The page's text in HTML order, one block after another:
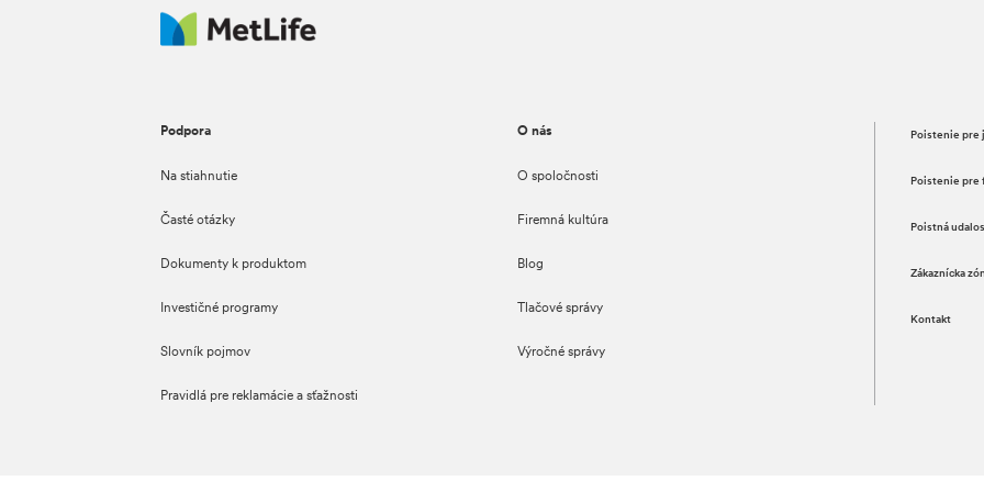
Podpora
Na stiahnutie
Časté otázky
Dokumenty k produktom
Investičné programy
Slovník pojmov
Pravidlá pre reklamácie a sťažnosti
O nás
O spoločnosti
Firemná kultúra
Blog
Tlačové správy
Výročné správy
Poistenie pre
Poistenie pre
Poistná
Zákaznícka
Kontakt